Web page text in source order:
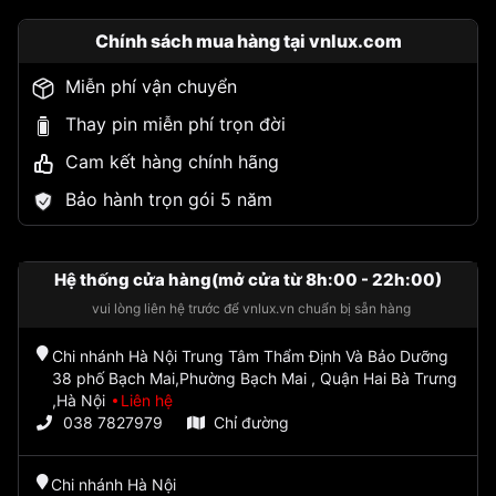
Chính sách mua hàng tại vnlux.com
Miễn phí vận chuyển
Thay pin miễn phí trọn đời
Cam kết hàng chính hãng
Bảo hành trọn gói 5 năm
Hệ thống cửa hàng(mở cửa từ 8h:00 - 22h:00)
vui lòng liên hệ trước để vnlux.vn chuẩn bị sẵn hàng
Chi nhánh Hà Nội Trung Tâm Thẩm Định Và Bảo Dưỡng
38 phố Bạch Mai,Phường Bạch Mai , Quận Hai Bà Trưng
,Hà Nội
Liên hệ
038 7827979
Chỉ đường
Chi nhánh Hà Nội